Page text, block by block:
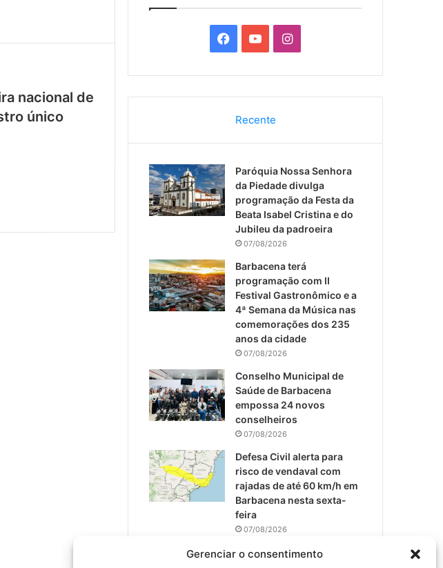
Gerenciar o consentimento
nacional de
único
c
e
b
o
o
k
u
T
u
b
e
I
s
a
g
r
a
Recente
Paróquia Nossa Senhora
da Piedade divulga
programação da Festa da
Beata Isabel Cristina e do
Jubileu da padroeira
07/08/2026
Barbacena terá
programação com II
Festival Gastronômico e a
4ª Semana da Música nas
comemorações dos 235
anos da cidade
07/08/2026
Conselho Municipal de
Saúde de Barbacena
empossa 24 novos
conselheiros
07/08/2026
Defesa Civil alerta para
risco de vendaval com
rajadas de até 60 km/h em
Barbacena nesta sexta-
feira
07/08/2026
EPCAR tem a melhor nota